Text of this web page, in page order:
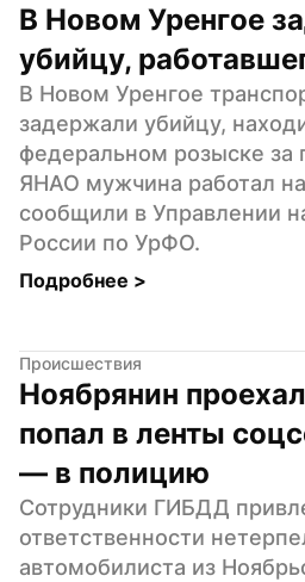
В Новом Уренгое
убийцу,
В Новом Уренгое
задержали убийцу,
федеральном розыске за
ЯНАО мужчина работал
сообщили в Управлении
России по УрФО.
Подробнее >
Происшествия
Ноябрянин
попал в ленты
— в полицию
Сотрудники ГИБДД
ответственности
автомобилиста из